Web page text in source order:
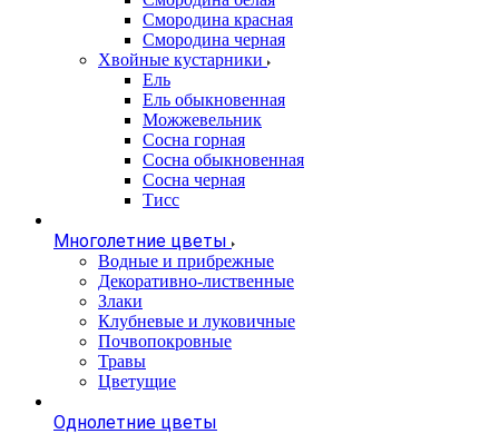
Смородина красная
Смородина черная
Хвойные кустарники
Ель
Ель обыкновенная
Можжевельник
Сосна горная
Сосна обыкновенная
Сосна черная
Тисс
Многолетние цветы
Водные и прибрежные
Декоративно-лиственные
Злаки
Клубневые и луковичные
Почвопокровные
Травы
Цветущие
Однолетние цветы